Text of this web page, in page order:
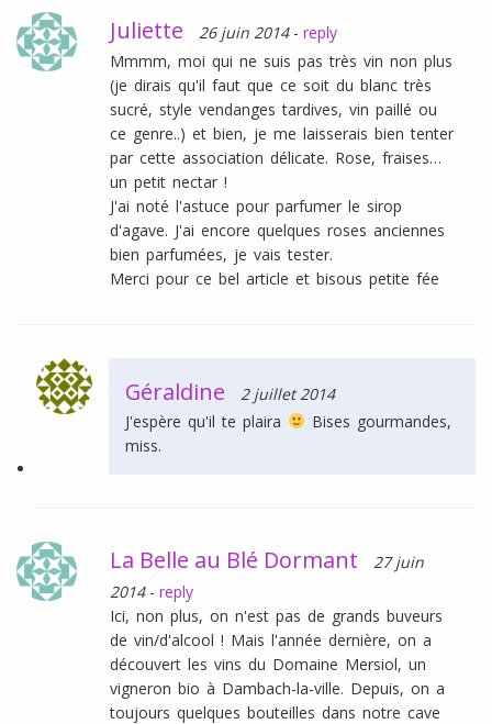
Juliette 26 juin 2014 - reply
Mmmm, moi qui ne suis pas très vin non plus
(je dirais qu'il faut que ce soit du blanc très
sucré, style vendanges tardives, vin paillé ou
ce genre..) et bien, je me laisserais bien tenter
par cette association délicate. Rose, fraises…
un petit nectar !
J'ai noté l'astuce pour parfumer le sirop
d'agave. J'ai encore quelques roses anciennes
bien parfumées, je vais tester.
Merci pour ce bel article et bisous petite fée
Géraldine
2 juillet 2014
J'espère qu'il te plaira
Bises gourmandes,
miss.
La Belle au Blé Dormant
27 juin
2014 - reply
Ici, non plus, on n'est pas de grands buveurs
de vin/d'alcool ! Mais l'année dernière, on a
découvert les vins du Domaine Mersiol, un
vigneron bio à Dambach-la-ville. Depuis, on a
toujours quelques bouteilles dans notre cave